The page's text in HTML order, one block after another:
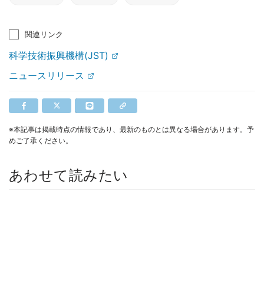
関連リンク
科学技術振興機構(JST)
ニュースリリース
※本記事は掲載時点の情報であり、最新のものとは異なる場合があります。予
めご了承ください。
あわせて読みたい